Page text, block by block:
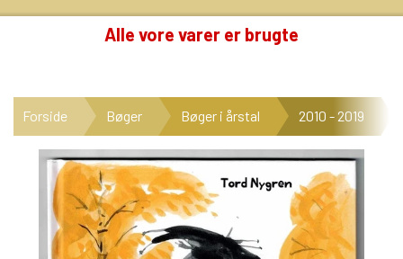
NYHEDER
KATEGORIER
Alle vore varer er brugte
Forside Bøger Bøger i årstal 2010 - 2019